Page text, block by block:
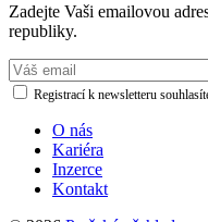
Zadejte Vaši emailovou
republiky.
Registrací k newsletteru
O nás
Kariéra
Inzerce
Kontakt